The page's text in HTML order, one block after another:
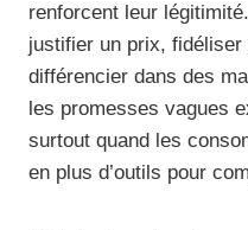
renforcent leur
justifier un prix,
différencier dans des
les promesses vagues
surtout quand les
en plus d’outils pour